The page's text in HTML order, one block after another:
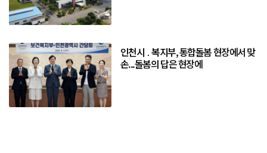
인천시 ․ 복지부, 통합돌봄 현장에서 맞
손...돌봄의 답은 현장에